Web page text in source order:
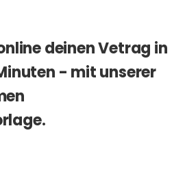
deinen Vetrag in
- mit unserer